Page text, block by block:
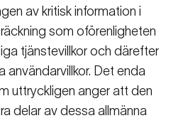
av kritisk information i
som oförenligheten
tjänstevillkor och därefter
användarvillkor. Det enda
uttryckligen anger att den
delar av dessa allmänna